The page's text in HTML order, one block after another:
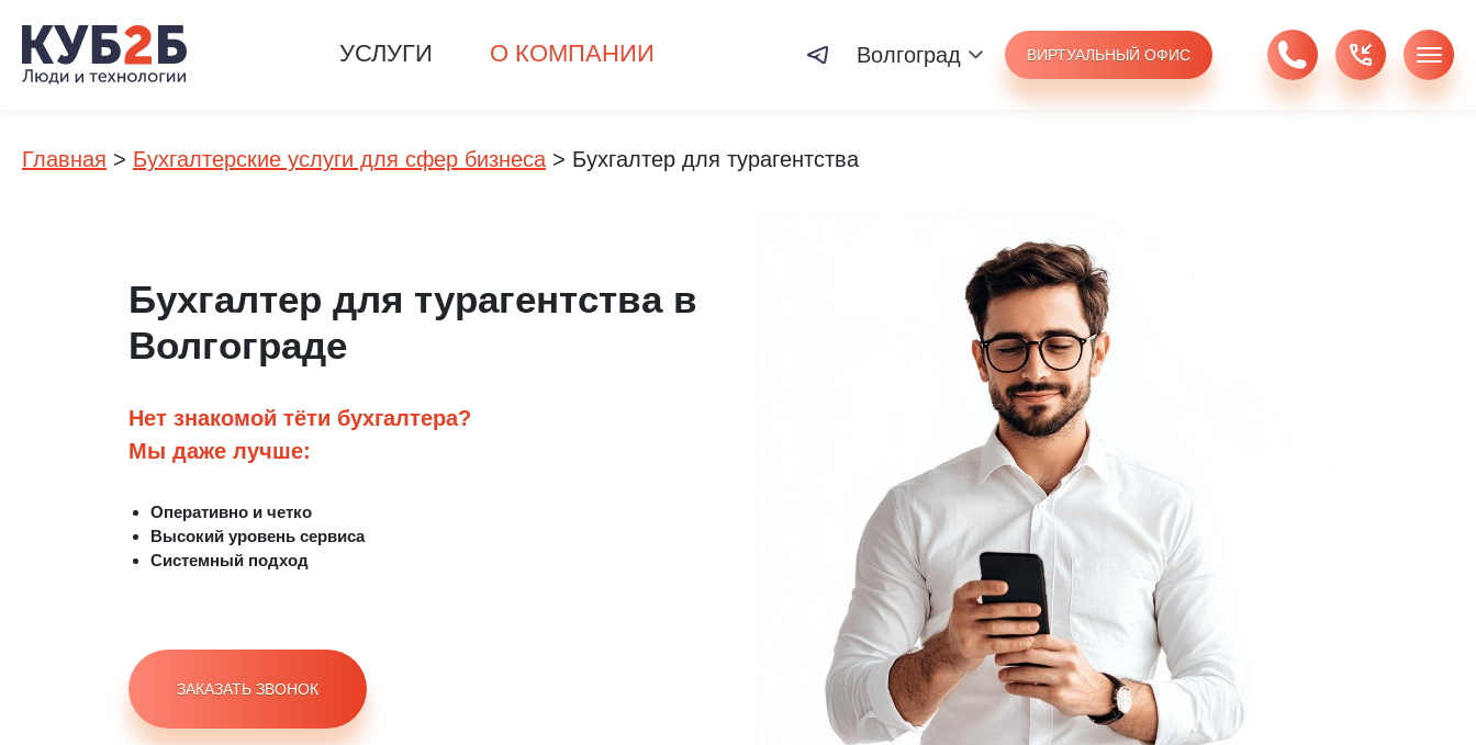
УСЛУГИ О КОМПАНИИ Волгоград ВИРТУАЛЬНЫЙ ОФИС
Главная > Бухгалтерские услуги для сфер бизнеса > Бухгалтер для турагентства
Бухгалтер для турагентства в
Волгограде
Нет знакомой тёти бухгалтера?
Мы даже лучше:
Оперативно и четко
Высокий уровень сервиса
Системный подход
ЗАКАЗАТЬ ЗВОНОК